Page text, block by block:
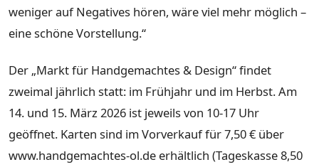
weniger auf Negatives hören, wäre viel mehr möglich –
eine schöne Vorstellung.“
Der „Markt für Handgemachtes & Design“ findet
zweimal jährlich statt: im Frühjahr und im Herbst. Am
14. und 15. März 2026 ist jeweils von 10-17 Uhr
geöffnet. Karten sind im Vorverkauf für 7,50 € über
www.handgemachtes-ol.de erhältlich (Tageskasse 8,50